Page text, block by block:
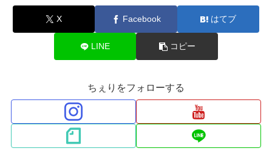
X Facebook はてブ
LINE コピー
ちぇりをフォローする